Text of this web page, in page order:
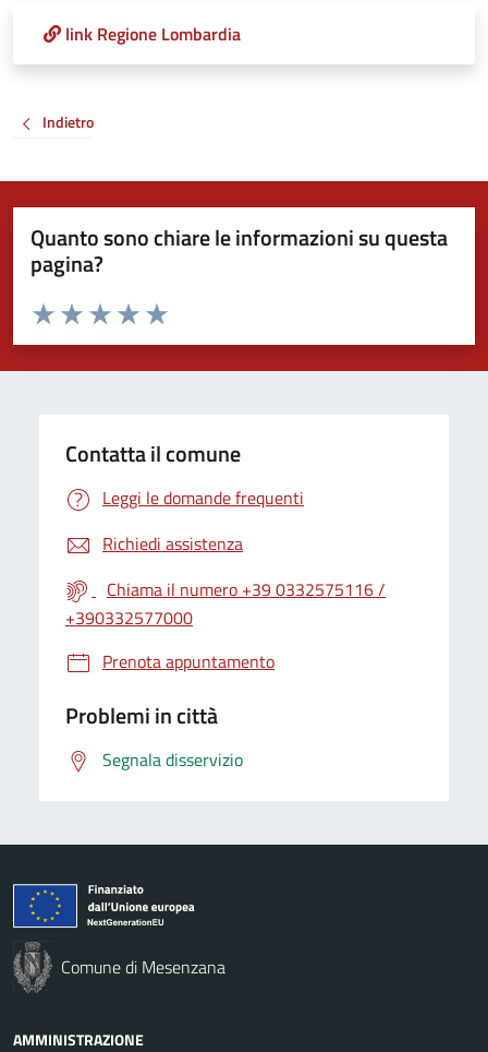
link Regione Lombardia
Indietro
Quanto sono chiare le informazioni su questa
pagina?
Valuta da 1 a 5 stelle la pagina
Valuta 5 stelle su 5
Valuta 4 stelle su 5
Valuta 3 stelle su 5
Valuta 2 stelle su 5
Valuta 1 stelle su 5
Contatta il comune
Leggi le domande frequenti
Richiedi assistenza
Chiama il numero +39 0332575116 /
+390332577000
Prenota appuntamento
Problemi in città
Segnala disservizio
Comune di Mesenzana
AMMINISTRAZIONE